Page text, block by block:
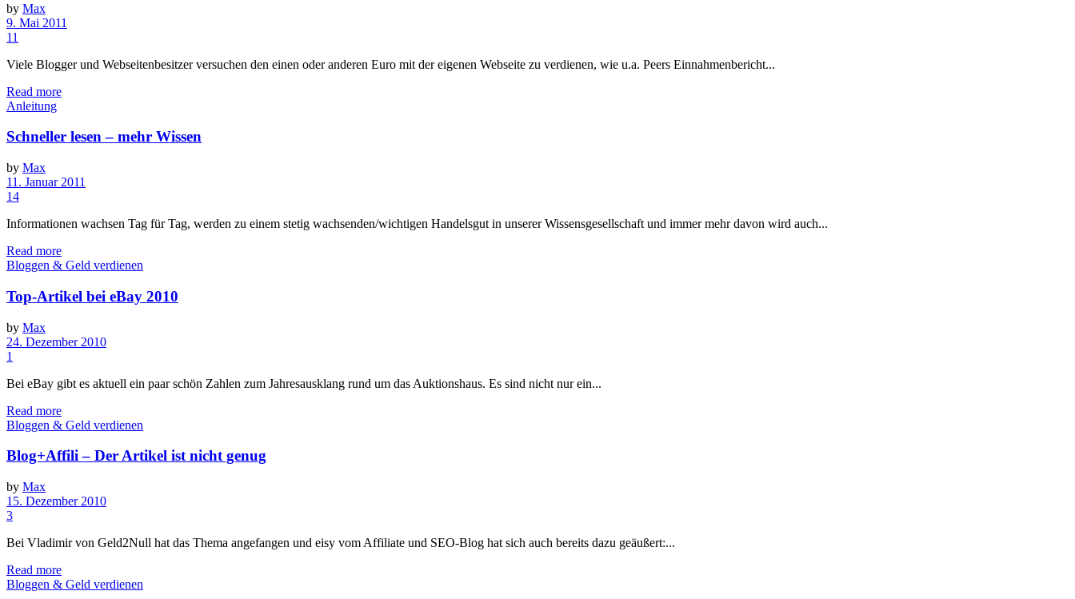
by Max
9. Mai 2011
11
Viele Blogger und Webseitenbesitzer versuchen den einen oder anderen Euro mit der eigenen Webseite zu verdienen, wie u.a. Peers Einnahmenbericht...
Read more
Anleitung
Schneller lesen – mehr Wissen
by Max
11. Januar 2011
14
Informationen wachsen Tag für Tag, werden zu einem stetig wachsenden/wichtigen Handelsgut in unserer Wissensgesellschaft und immer mehr davon wird auch...
Read more
Bloggen & Geld verdienen
Top-Artikel bei eBay 2010
by Max
24. Dezember 2010
1
Bei eBay gibt es aktuell ein paar schön Zahlen zum Jahresausklang rund um das Auktionshaus. Es sind nicht nur ein...
Read more
Bloggen & Geld verdienen
Blog+Affili – Der Artikel ist nicht genug
by Max
15. Dezember 2010
3
Bei Vladimir von Geld2Null hat das Thema angefangen und eisy vom Affiliate und SEO-Blog hat sich auch bereits dazu geäußert:...
Read more
Bloggen & Geld verdienen